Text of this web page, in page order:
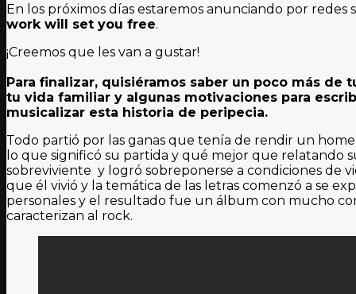
En los próximos días estaremos anunciando por
work will set you free.
¡Creemos que les van a gustar!
Para finalizar, quisiéramos saber un poco más
tu vida familiar y algunas motivaciones para
musicalizar esta historia de peripecia.
Todo partió por las ganas que tenía de rendir un
lo que significó su partida y qué mejor que relatando
sobreviviente y logró sobreponerse a condiciones de
que él vivió y la temática de las letras comenzó a se
personales y el resultado fue un álbum con mucho
caracterizan al rock.